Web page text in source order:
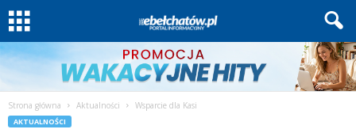
Strona główna Aktualności Wsparcie dla Kasi
AKTUALNOŚCI